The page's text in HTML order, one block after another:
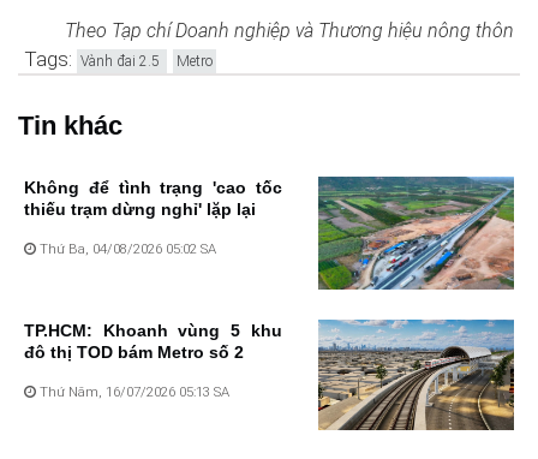
Theo Tạp chí Doanh nghiệp và Thương hiệu nông thôn
Tags: Vành đai 2.5 Metro
Tin khác
Không để tình trạng 'cao tốc
thiếu trạm dừng nghỉ' lặp lại
Thứ Ba, 04/08/2026 05:02 SA
TP.HCM: Khoanh vùng 5 khu
đô thị TOD bám Metro số 2
Thứ Năm, 16/07/2026 05:13 SA